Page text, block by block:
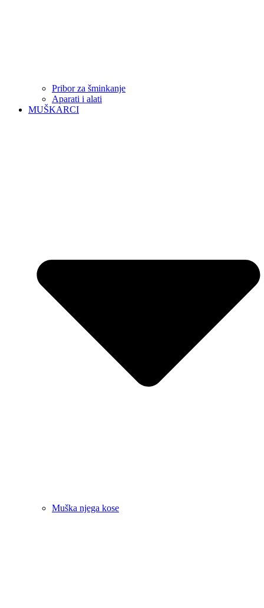
Pribor za šminkanje
Aparati i alati
MUŠKARCI
Muška njega kose